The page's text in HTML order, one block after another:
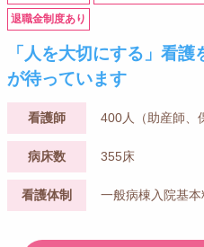
退職金制度あり
「人を大切にする」看
が待っています
看護師 400人（助産師、
病床数 355床
看護体制 一般病棟入院基本